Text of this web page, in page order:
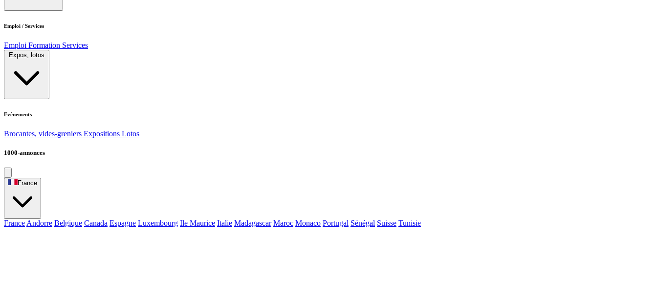
Emploi / Services
Emploi Formation Services
Expos, lotos
Evènements
Brocantes, vides-greniers Expositions Lotos
1000-annonces
France
France Andorre Belgique Canada Espagne Luxembourg Ile Maurice Italie Madagascar Maroc Monaco Portugal Sénégal Suisse Tunisie